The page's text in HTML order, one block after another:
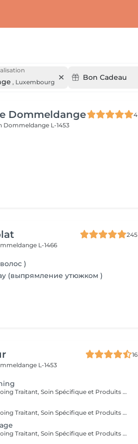
, Luxembourg
Bon Cadeau
Dommeldange
4
Dommeldange L-1453
245
L-1466
)
(выпрямление утюжком )
16
L-1453
Diagnostique, Shampooing Traitant, Soin Spécifique et Produits Coiffants inclus
Diagnostique, Shampooing Traitant, Soin Spécifique et Produits Coiffants inclus
Diagnostique, Shampooing Traitant, Soin Spécifique et Produits Coiffants inclus